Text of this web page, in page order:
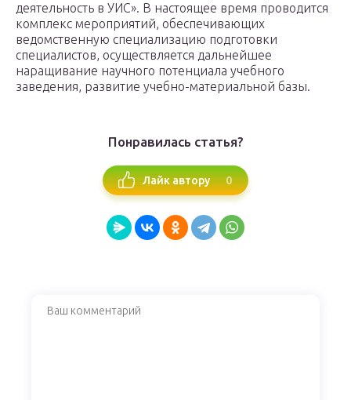
деятельность в УИС». В настоящее время проводится
комплекс мероприятий, обеспечивающих
ведомственную специализацию подготовки
специалистов, осуществляется дальнейшее
наращивание научного потенциала учебного
заведения, развитие учебно-материальной базы.
Понравилась статья?
Лайк автору 0